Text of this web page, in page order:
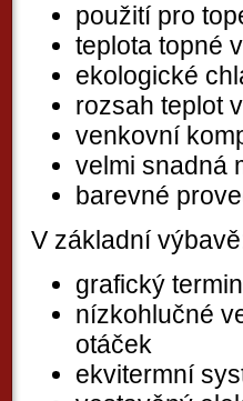
použití pro
teplota topné
ekologické
rozsah teplot
venkovní
velmi snadná
barevné
V základní
grafický
nízkohlučné
otáček
ekvitermní